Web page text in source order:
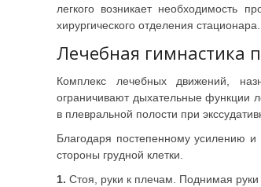
легкого возникает необходимость
хирургического отделения стационара.
Лечебная гимнастика
Комплекс лечебных движений,
ограничивают дыхательные функции
в плевральной полости при
Благодаря постепенному усилению
стороны грудной клетки.
1. Стоя, руки к плечам. Поднимая